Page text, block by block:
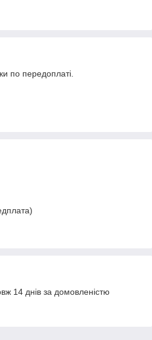
по передоплаті.
14 днів за домовленістю